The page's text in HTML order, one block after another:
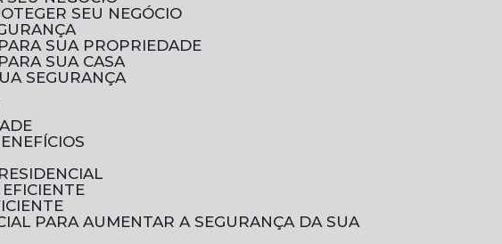
SEU NEGÓCIO
SUA PROPRIEDADE
SUA CASA
SEGURANÇA